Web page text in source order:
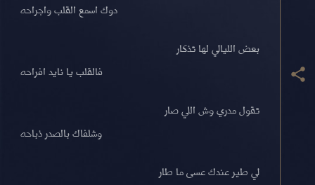
دوك اسمع القلب واجراحه
بعض الليالي لها تذكار
فالقلب يا نايد افراحه
تقول مدري وش اللي صار
وشلفاك بالصدر ذباحه
لي طير عندك عسى ما طار